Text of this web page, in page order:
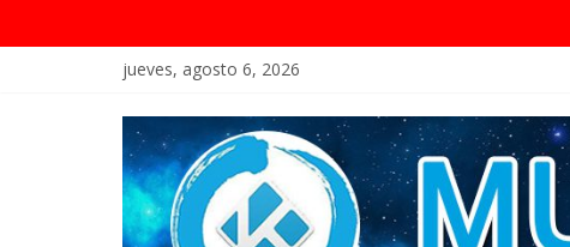
jueves, agosto 6, 2026